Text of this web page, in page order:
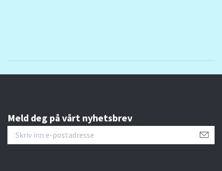
Meld deg på vårt nyhetsbrev